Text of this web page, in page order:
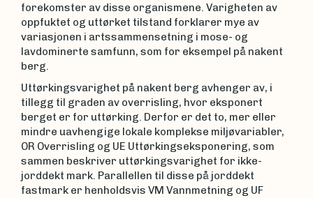
forekomster av disse organismene. Varigheten av
oppfuktet og uttørket tilstand forklarer mye av
variasjonen i artssammensetning i mose- og
lavdominerte samfunn, som for eksempel på nakent
berg.
Uttørkingsvarighet på nakent berg avhenger av, i
tillegg til graden av overrisling, hvor eksponert
berget er for uttørking. Derfor er det to, mer eller
mindre uavhengige lokale komplekse miljøvariabler,
OR Overrisling og UE Uttørkingseksponering, som
sammen beskriver uttørkingsvarighet for ikke-
jorddekt mark. Parallellen til disse på jorddekt
fastmark er henholdsvis VM Vannmetning og UF